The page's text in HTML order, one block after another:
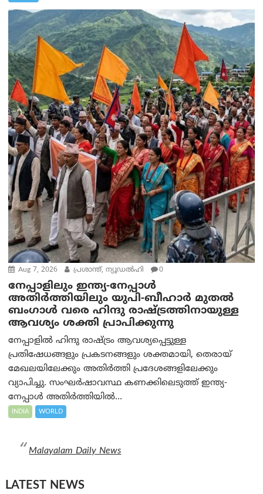
Aug 7, 2026 പ്രശാന്ത്, ന്യൂഡല്‍ഹി 0
നേപ്പാളിലും ഇന്ത്യ-നേപ്പാൾ
അതിർത്തിയിലും യുപി-ബീഹാർ മുതൽ
ബംഗാൾ വരെ ഹിന്ദു രാഷ്ട്രത്തിനായുള്ള
ആവശ്യം ശക്തി പ്രാപിക്കുന്നു
നേപ്പാളിൽ ഹിന്ദു രാഷ്ട്രം ആവശ്യപ്പെട്ടുള്ള
പ്രതിഷേധങ്ങളും പ്രകടനങ്ങളും ശക്തമായി, തെരായ്
മേഖലയിലേക്കും അതിർത്തി പ്രദേശങ്ങളിലേക്കും
വ്യാപിച്ചു. സംഘർഷാവസ്ഥ കണക്കിലെടുത്ത് ഇന്ത്യ-
നേപ്പാൾ അതിർത്തിയിൽ...
INDIA WORLD
Malayalam Daily News
LATEST NEWS